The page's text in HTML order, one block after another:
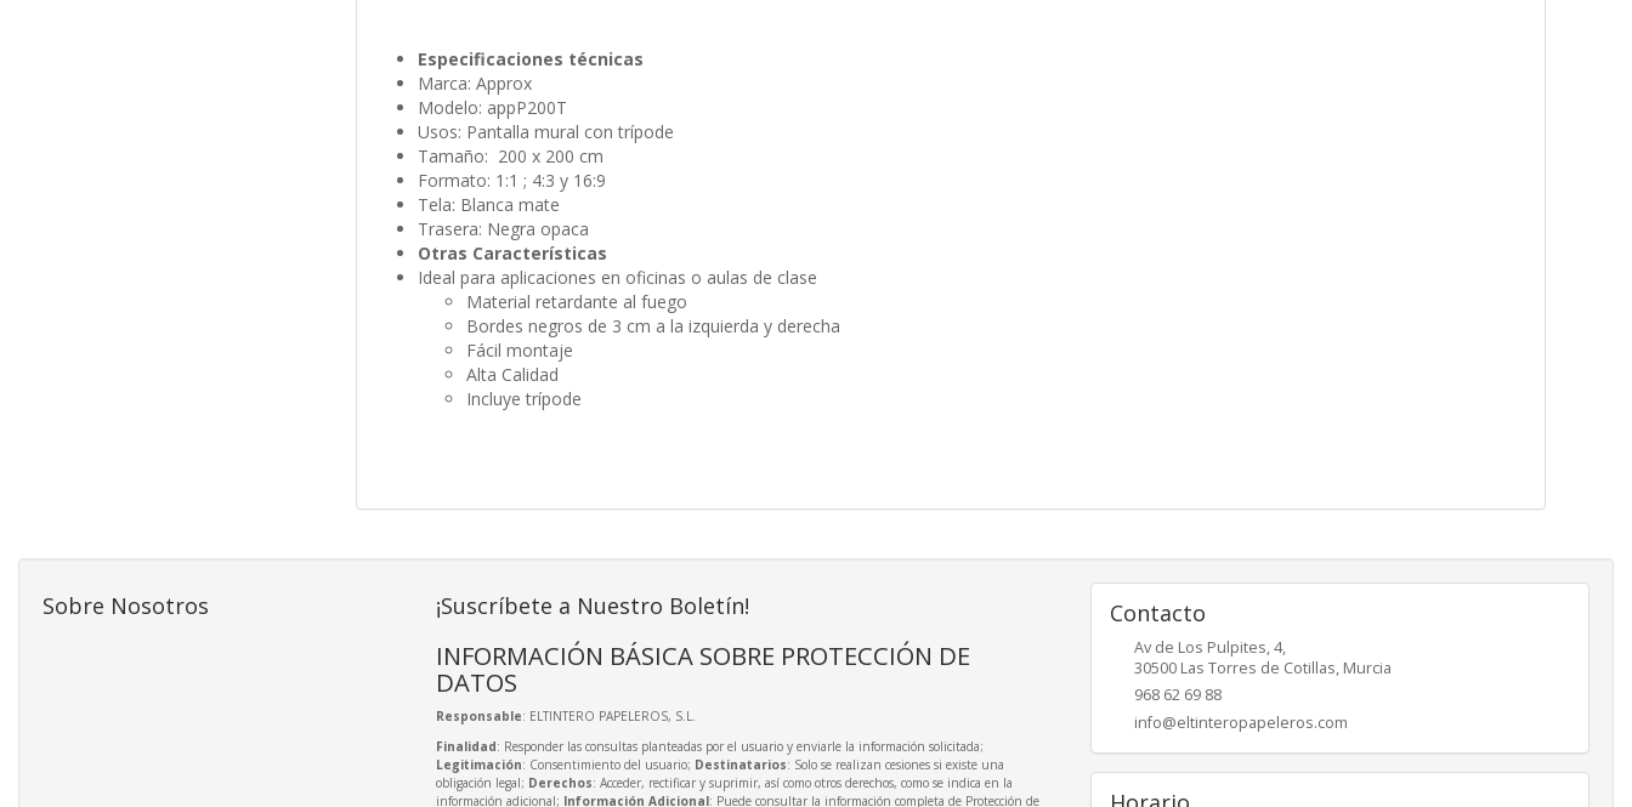
Especificaciones técnicas
Marca: Approx
Modelo: appP200T
Usos: Pantalla mural con trípode
Tamaño: 200 x 200 cm
Formato: 1:1 ; 4:3 y 16:9
Tela: Blanca mate
Trasera: Negra opaca
Otras Características
Ideal para aplicaciones en oficinas o aulas de clase
Material retardante al fuego
Bordes negros de 3 cm a la izquierda y derecha
Fácil montaje
Alta Calidad
Incluye trípode
Sobre Nosotros ¡Suscríbete a Nuestro Boletín!
INFORMACIÓN BÁSICA SOBRE PROTECCIÓN DE
DATOS
Responsable: ELTINTERO PAPELEROS, S.L.
Finalidad: Responder las consultas planteadas por el usuario y enviarle la información solicitada;
Legitimación: Consentimiento del usuario; Destinatarios: Solo se realizan cesiones si existe una
obligación legal; Derechos: Acceder, rectificar y suprimir, así como otros derechos, como se indica en la
información adicional; Información Adicional: Puede consultar la información completa de Protección de
Contacto
Av de Los Pulpites, 4,
30500 Las Torres de Cotillas, Murcia
968 62 69 88
info@eltinteropapeleros.com